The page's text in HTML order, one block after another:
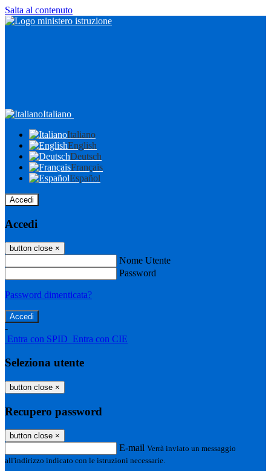
Salta al contenuto
Italiano
Italiano
English
Deutsch
Français
Español
Accedi
Accedi
button close ×
Nome Utente
Password
Password dimenticata?
-
Entra con SPID Entra con CIE
Seleziona utente
button close ×
Recupero password
button close ×
E-mail Verrà inviato un messaggio
all'indirizzo indicato con le istruzioni necessarie.